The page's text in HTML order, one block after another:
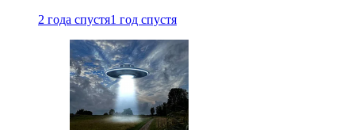
2 года спустя1 год спустя